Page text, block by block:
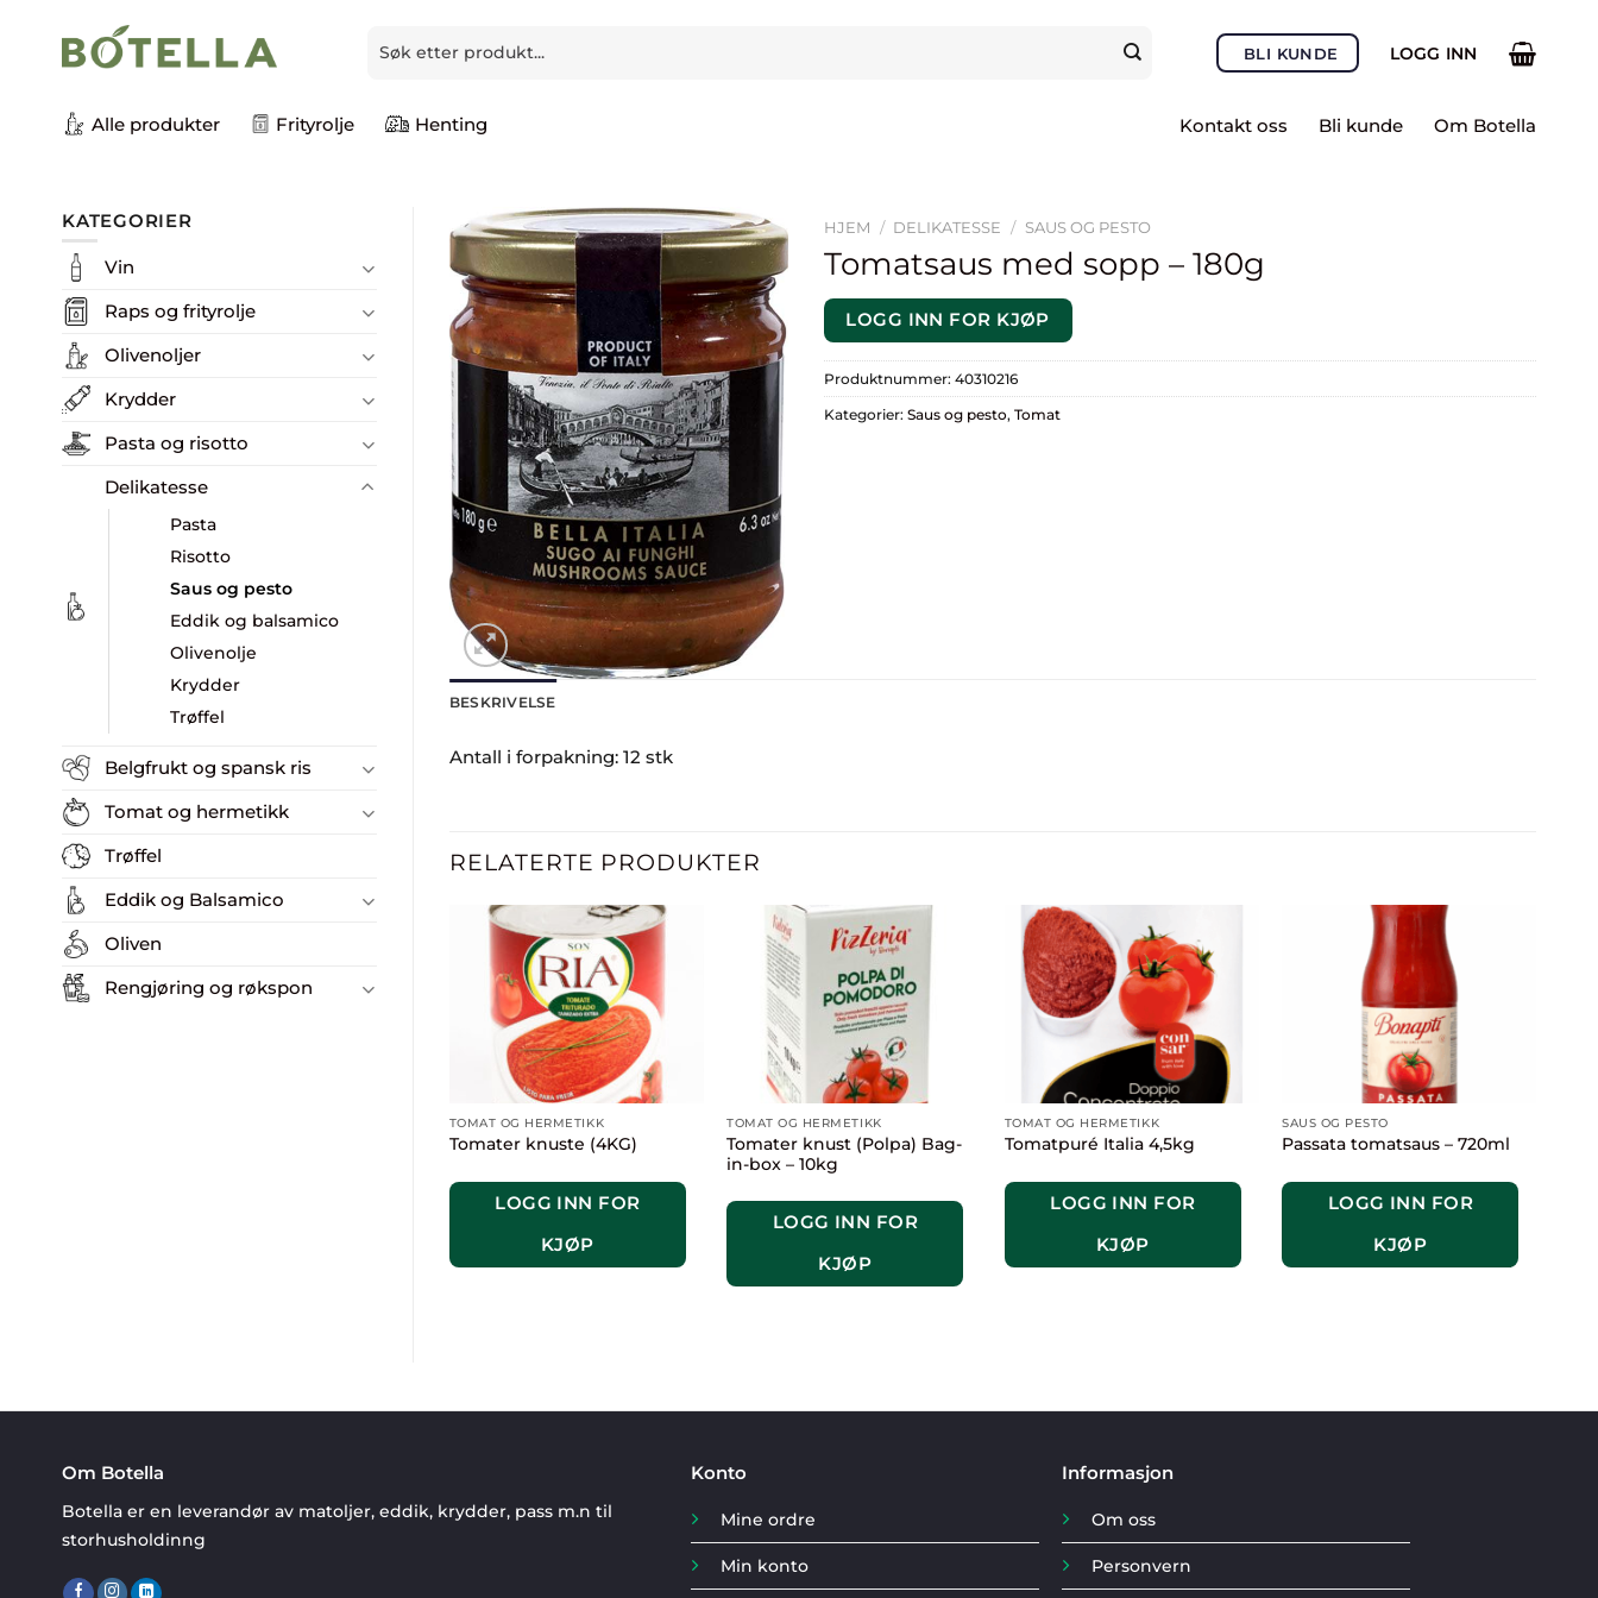
content
etter:
BLI KUNDE LOGG INN
Alle produkter Frityrolje Henting Kontakt oss Bli kunde Om Botella
KATEGORIER
Vin
Raps og frityrolje
Olivenoljer
Krydder
Pasta og risotto
Delikatesse
Pasta
Risotto
Saus og pesto
Eddik og balsamico
Olivenolje
Krydder
Trøffel
Belgfrukt og spansk ris
Tomat og hermetikk
Trøffel
Eddik og Balsamico
Oliven
Rengjøring og røkspon
HJEM / DELIKATESSE / SAUS OG PESTO
Tomatsaus med sopp – 180g
LOGG INN FOR KJØP
Produktnummer: 40310216
Kategorier: Saus og pesto, Tomat
BESKRIVELSE
Antall i forpakning: 12 stk
RELATERTE PRODUKTER
TOMAT OG HERMETIKK
Tomater knuste (4KG)
LOGG INN FOR
KJØP
TOMAT OG HERMETIKK
Tomater knust (Polpa) Bag-
in-box – 10kg
LOGG INN FOR
KJØP
TOMAT OG HERMETIKK
Tomatpuré Italia 4,5kg
LOGG INN FOR
KJØP
SAUS OG PESTO
Passata tomatsaus – 720ml
LOGG INN FOR
KJØP
Om Botella
Botella er en leverandør av matoljer, eddik, krydder, pass m.n til
storhusholdinng
Konto
Mine ordre
Min konto
Informasjon
Om oss
Personvern